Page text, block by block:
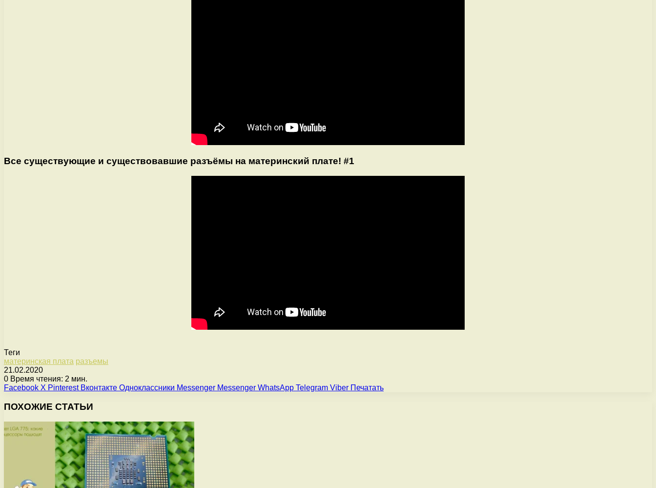
Все существующие и существовавшие разъёмы на материнский плате! #1
Теги
материнская плата разъемы
21.02.2020
0 Время чтения: 2 мин.
Facebook X Pinterest Вконтакте Одноклассники Messenger Messenger WhatsApp Telegram Viber Печатать
ПОХОЖИЕ СТАТЬИ